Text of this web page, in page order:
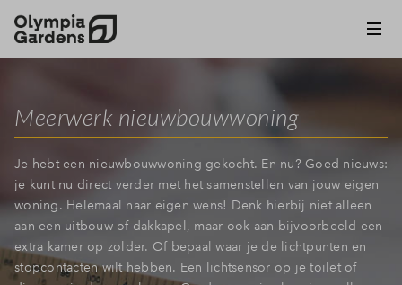
Meerwerk nieuwbouwwoning
Je hebt een nieuwbouwwoning gekocht. En nu? Goed nieuws:
je kunt nu direct verder met het samenstellen van jouw eigen
woning. Helemaal naar eigen wens! Denk hierbij niet alleen
aan een uitbouw of dakkapel, maar ook aan bijvoorbeeld een
extra kamer op zolder. Of bepaal waar je de lichtpunten en
stopcontacten wilt hebben. Een lichtsensor op je toilet of